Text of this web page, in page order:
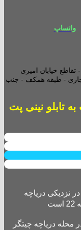
واتساپ
- تقاطع خیابان امیری
طبقه همکف - جنب
به تابلو نینی پت
پت شاپ منطقه 22 واقع در نزدیکی دریاچه
دریاچه چیتگر